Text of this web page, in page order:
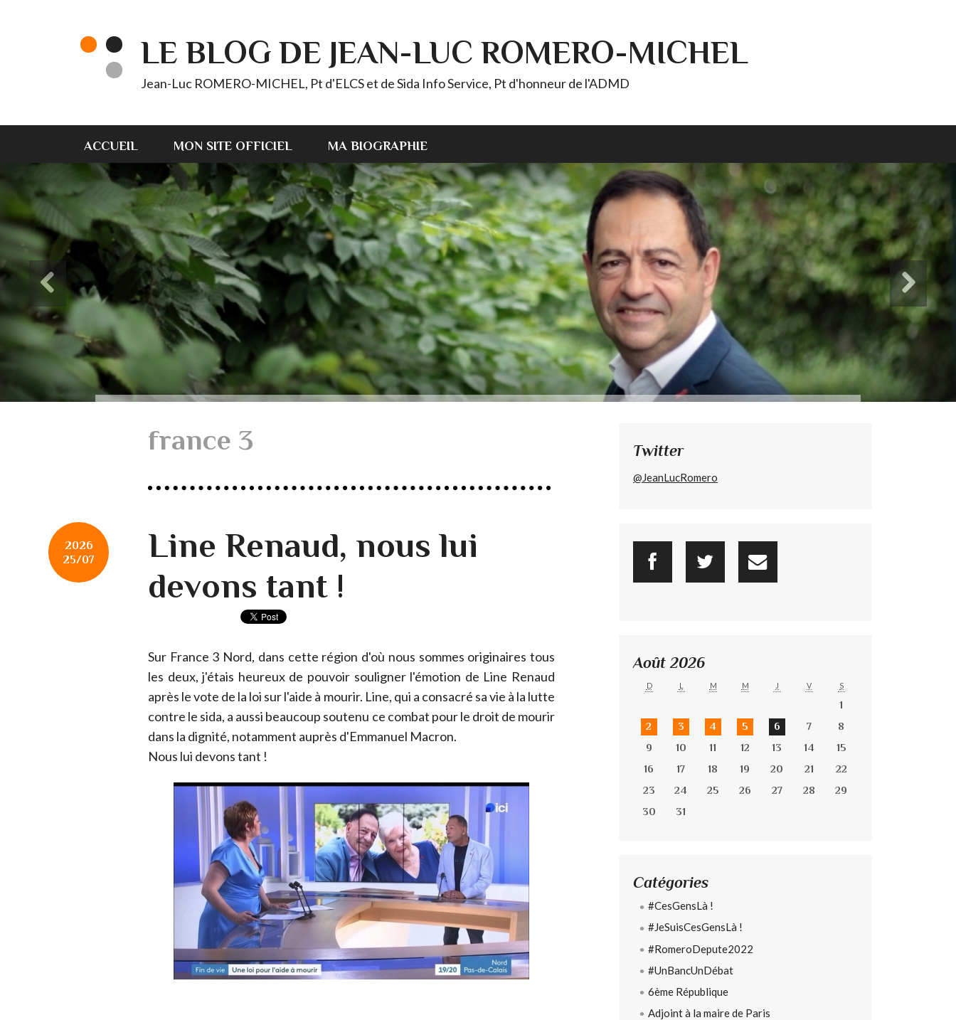
LE BLOG DE JEAN-LUC ROMERO-MICHEL
Jean-Luc ROMERO-MICHEL, Pt d'ELCS et de Sida Info Service, Pt d'honneur de l'ADMD
ACCUEIL MON SITE OFFICIEL MA BIOGRAPHIE
france 3
2026
25/07
Line Renaud, nous lui
devons tant !
Sur France 3 Nord, dans cette région d'où nous sommes originaires tous
les deux, j'étais heureux de pouvoir souligner l'émotion de Line Renaud
après le vote de la loi sur l'aide à mourir. Line, qui a consacré sa vie à la lutte
contre le sida, a aussi beaucoup soutenu ce combat pour le droit de mourir
dans la dignité, notamment auprès d'Emmanuel Macron.
Nous lui devons tant !
Twitter
@JeanLucRomero
Août 2026
D L M M J V S
1
2
3 4 5 6 7
8
9
10 11 12 13 14
15
16
17 18 19 20 21
22
23
24 25 26 27 28
29
30
31
Catégories
#CesGensLà !
#JeSuisCesGensLà !
#RomeroDepute2022
#UnBancUnDébat
6ème République
Adjoint à la maire de Paris